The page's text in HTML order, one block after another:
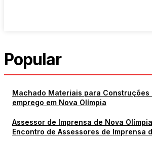
Popular
Machado Materiais para Construções
emprego em Nova Olímpia
Assessor de Imprensa de Nova
Encontro de Assessores de Imprensa